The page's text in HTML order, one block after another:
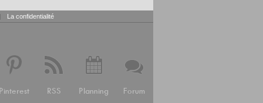
| La confidentialité
Pinterest RSS Planning Forum